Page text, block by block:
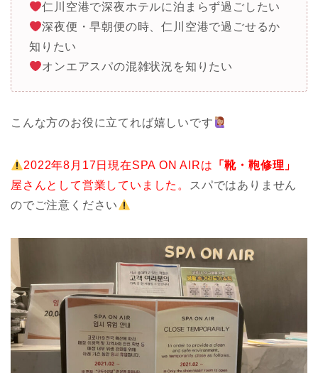
仁川空港で深夜ホテルに泊まらず過ごしたい
深夜便・早朝便の時、仁川空港で過ごせるか
知りたい
オンエアスパの混雑状況を知りたい
こんな方のお役に立てれば嬉しいです
2022年8月17日現在SPA ON AIRは 「靴・鞄修理」
屋さんとして営業していました。
スパではありません
のでご注意ください